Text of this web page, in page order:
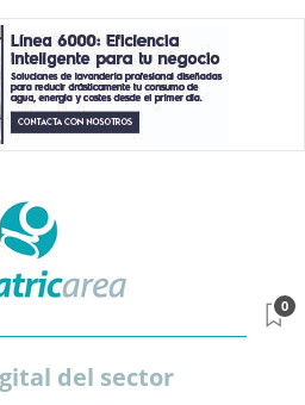
del sector
0